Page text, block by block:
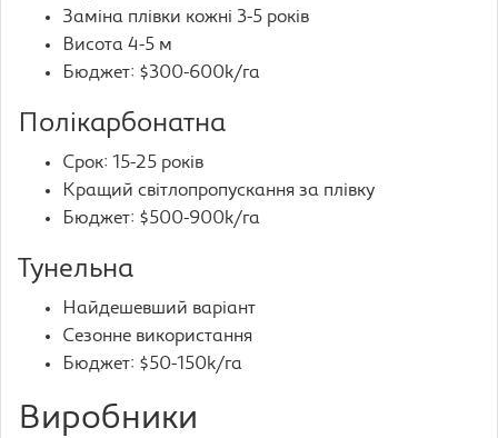
Заміна плівки кожні 3-5 років
Висота 4-5 м
Бюджет: $300-600k/га
Полікарбонатна
Срок: 15-25 років
Кращий світлопропускання за плівку
Бюджет: $500-900k/га
Тунельна
Найдешевший варіант
Сезонне використання
Бюджет: $50-150k/га
Виробники